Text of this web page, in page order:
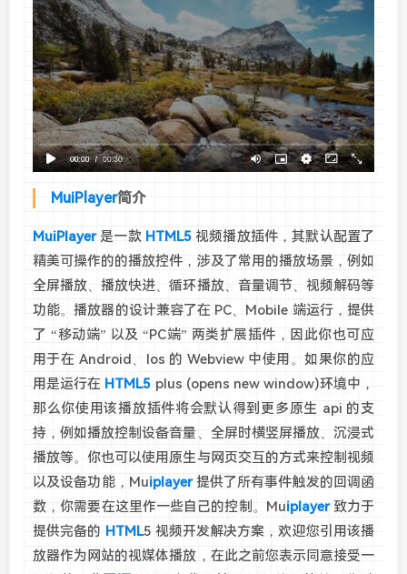
MuiPlayer简介
MuiPlayer是一款 HTML5视频播放插件，其默认配置了
精美可操作的的播放控件，涉及了常用的播放场景，例如
全屏播放、播放快进、循环播放、音量调节、视频解码等
功能。播放器的设计兼容了在 PC、Mobile 端运行，提供
了 “移动端” 以及 “PC端” 两类扩展插件，因此你也可应
用于在 Android、Ios 的 Webview 中使用。如果你的应
用是运行在 HTML5 plus (opens new window)环境中，
那么你使用该播放插件将会默认得到更多原生 api 的支
持，例如播放控制设备音量、全屏时横竖屏播放、沉浸式
播放等。你也可以使用原生与网页交互的方式来控制视频
以及设备功能，Muiplayer提供了所有事件触发的回调函
数，你需要在这里作一些自己的控制。Muiplayer致力于
提供完备的 HTML5 视频开发解决方案，欢迎您引用该播
放器作为网站的视媒体播放，在此之前您表示同意接受一